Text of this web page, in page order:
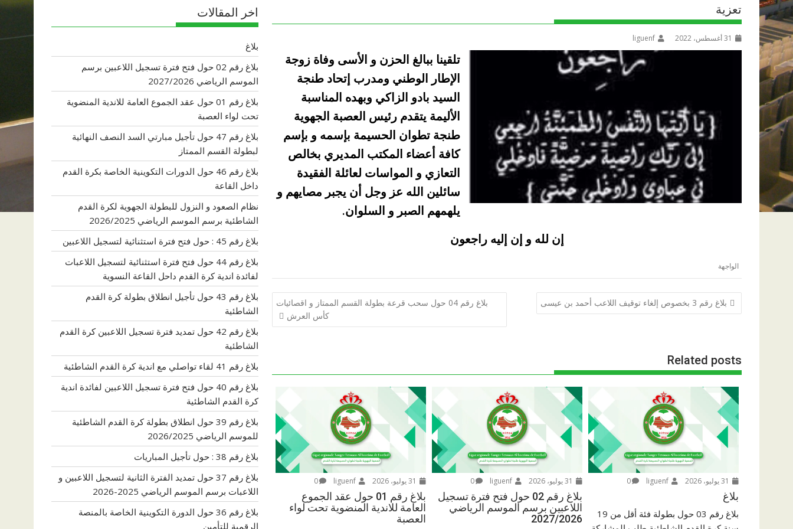
تعزية
31 أغسطس، 2022 liguenf
تلقينا ببالغ الحزن و الأسى وفاة زوجة
الإطار الوطني ومدرب إتحاد طنجة
السيد بادو الزاكي وبهده المناسبة
الأليمة يتقدم رئيس العصبة الجهوية
طنجة تطوان الحسيمة بإسمه و بإسم
كافة أعضاء المكتب المديري بخالص
التعازي و المواسات لعائلة الفقيدة
سائلين الله عز وجل أن يجبر مصايهم و
يلهمهم الصبر و السلوان.
إن لله و إن إليه راجعون
الواجهة
تصفّح
المقالات
بلاغ رقم 3 بخصوص إلغاء توقيف اللاعب أحمد بن عيسى
بلاغ رقم 04 حول سحب قرعة بطولة القسم الممتاز و اقصائيات
كأس العرش
Related posts
0
بلاغ
بلاغ رقم 03 حول بطولة فئة أقل من 19
liguenf
0
بلاغ رقم 02 حول فتح فترة تسجيل
اللاعبين برسم الموسم الرياضي
2027/2026
liguenf
0
بلاغ رقم 01 حول عقد الجموع
العامة للاندية المنضوية تحت لواء
العصبة
اخر المقالات
بلاغ
بلاغ رقم 02 حول فتح فترة تسجيل اللاعبين برسم
الموسم الرياضي 2027/2026
بلاغ رقم 01 حول عقد الجموع العامة للاندية المنضوية
تحت لواء العصبة
بلاغ رقم 47 حول تأجيل مبارتي السد النصف النهائية
لبطولة القسم الممتاز
بلاغ رقم 46 حول الدورات التكوينية الخاصة بكرة القدم
داخل القاعة
نظام الصعود و النزول للبطولة الجهوية لكرة القدم
الشاطئية برسم الموسم الرياضي 2026/2025
بلاغ رقم 45 : حول فتح فترة استثنائية لتسجيل اللاعبين
بلاغ رقم 44 حول فتح فترة استثنائية لتسجيل اللاعبات
لفائدة اندية كرة القدم داحل القاعة النسوية
بلاغ رقم 43 حول تأجيل انطلاق بطولة كرة القدم
الشاطئية
بلاغ رقم 42 حول تمديد فترة تسجيل اللاعبين كرة القدم
الشاطئية
بلاغ رقم 41 لقاء تواصلي مع اندية كرة القدم الشاطئية
بلاغ رقم 40 حول فتح فترة تسجيل اللاعبين لفائدة اندية
كرة القدم الشاطئية
بلاغ رقم 39 حول انطلاق بطولة كرة القدم الشاطئية
للموسم الرياضي 2026/2025
بلاغ رقم 38 : حول تأجيل المباريات
بلاغ رقم 37 حول تمديد الفترة الثانية لتسجيل اللاعبين و
اللاعبات برسم الموسم الرياضي 2025-2026
بلاغ رقم 36 حول الدورة التكوينية الخاصة بالمنصة
الرقمية للتأمين